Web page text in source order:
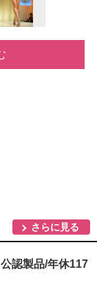
さらに見る
認製品/年休117